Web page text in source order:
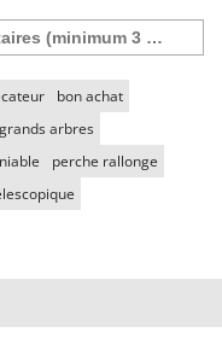
bon achat
grands arbres
perche rallonge